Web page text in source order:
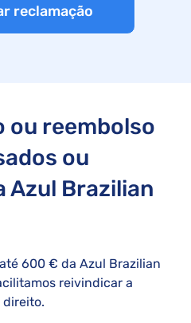
reclamação
ou reembolso
ou
Azul Brazilian
600 € da Azul Brazilian
reivindicar a
direito.